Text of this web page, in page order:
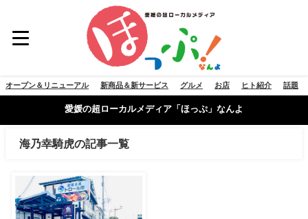
オープン＆リニューアル 新商品＆新サービス グルメ お店 ヒト紹介 話題
愛媛の超ローカルメディア「ほっぷ」なんよ
海乃幸騎虎の記事一覧